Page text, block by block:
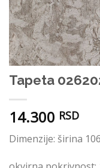
Tapeta
14.300 RSD
Dimenzije: širina